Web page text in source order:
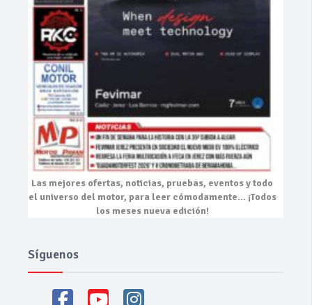
Las mejores ofertas, noticias, pruebas, eventosy todo
el universo del motor, para leer cómodamente… ¡Todos
los meses nueva edición!
Síguenos